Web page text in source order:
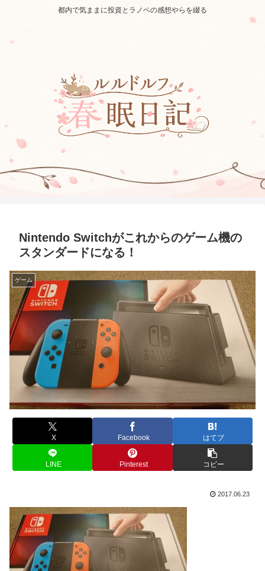
都内で気ままに投資とラノベの感想やらを綴る
Nintendo Switchがこれからのゲーム機の
スタンダードになる！
ゲーム
X Facebook はてブ
LINE Pinterest コピー
2017.06.23